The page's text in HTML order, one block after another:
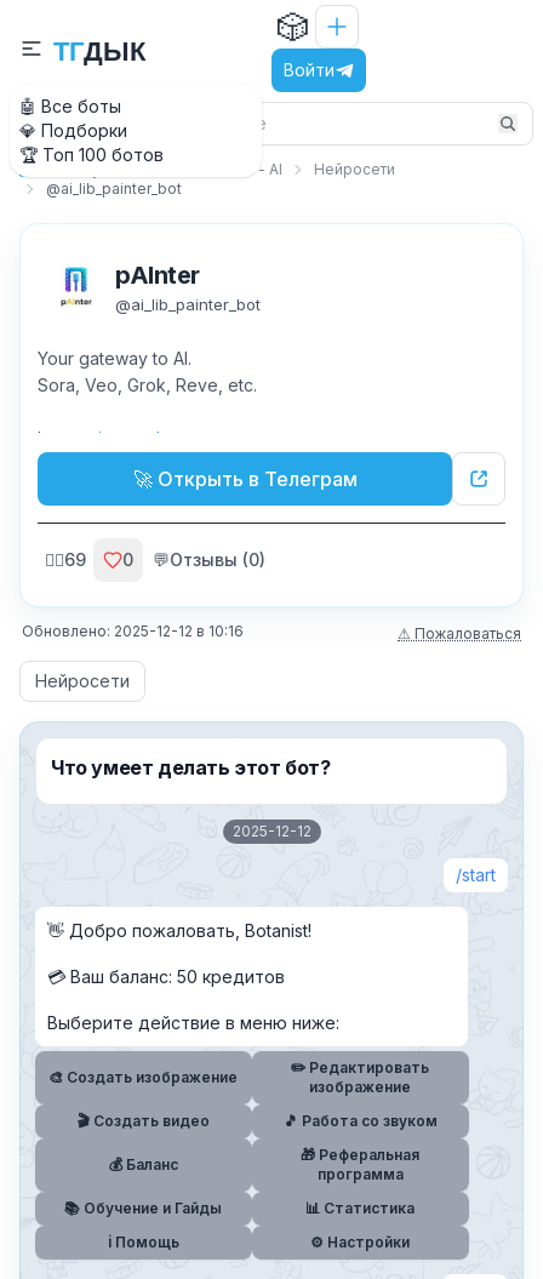
🤖 Все боты
💎 Подборки
🏆 Топ 100 ботов
ТГДЫК
🎲
Войти
Главная Искусственный интеллект - AI
Нейросети
@ai_lib_painter_bot
pAInter
@ai_lib_painter_bot
Your gateway to AI.
Sora, Veo, Grok, Reve, etc.
Ig: @painter_tgbot
🚀 Открыть в Телеграм
🙍‍♂️69 0 💬Отзывы (0)
Обновлено: 2025-12-12 в 10:16 ⚠ Пожаловаться
Нейросети
Что умеет делать этот бот?
2025-12-12
start
👋 Добро пожаловать, ⁨Botanist⁩!
💳 Ваш баланс: ⁨50⁩ кредитов
Выберите действие в меню ниже:
🎨 Создать изображение
✏️ Редактировать
изображение
🎬 Создать видео
🎵 Работа со звуком
💰 Баланс
🎁 Реферальная
программа
📚 Обучение и Гайды
📊 Статистика
ℹ️ Помощь
⚙️ Настройки